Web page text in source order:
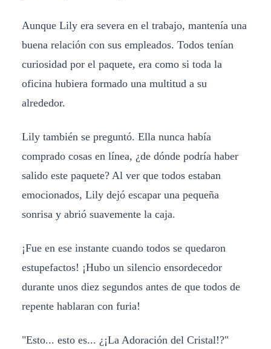
Aunque Lily era severa en el trabajo, mantenía una
buena relación con sus empleados. Todos tenían
curiosidad por el paquete, era como si toda la
oficina hubiera formado una multitud a su
alrededor.
Lily también se preguntó. Ella nunca había
comprado cosas en línea, ¿de dónde podría haber
salido este paquete? Al ver que todos estaban
emocionados, Lily dejó escapar una pequeña
sonrisa y abrió suavemente la caja.
¡Fue en ese instante cuando todos se quedaron
estupefactos! ¡Hubo un silencio ensordecedor
durante unos diez segundos antes de que todos de
repente hablaran con furia!
"Esto... esto es... ¿¡La Adoración del Cristal!?"